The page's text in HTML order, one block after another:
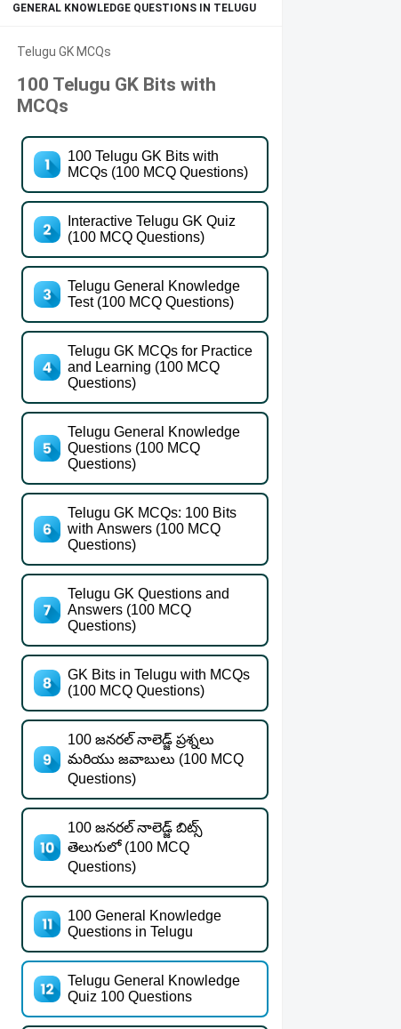
GENERAL KNOWLEDGE QUESTIONS IN TELUGU
Telugu GK MCQs
100 Telugu GK Bits with
MCQs
100 Telugu GK Bits with
MCQs (100 MCQ Questions)
Interactive Telugu GK Quiz
(100 MCQ Questions)
Telugu General Knowledge
Test (100 MCQ Questions)
Telugu GK MCQs for Practice
and Learning (100 MCQ
Questions)
Telugu General Knowledge
Questions (100 MCQ
Questions)
Telugu GK MCQs: 100 Bits
with Answers (100 MCQ
Questions)
Telugu GK Questions and
Answers (100 MCQ
Questions)
GK Bits in Telugu with MCQs
(100 MCQ Questions)
100 జనరల్ నాలెడ్జ్ ప్రశ్నలు
మరియు జవాబులు (100 MCQ
Questions)
100 జనరల్ నాలెడ్జ్ బిట్స్
తెలుగులో (100 MCQ
Questions)
100 General Knowledge
Questions in Telugu
Telugu General Knowledge
Quiz 100 Questions